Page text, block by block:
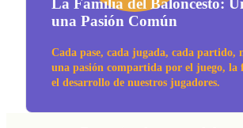
una Pasión Común
una pasión compartida por el juego, la
el desarrollo de nuestros jugadores.